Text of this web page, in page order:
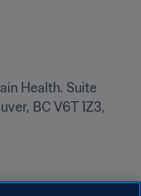
Health. Suite
BC V6T 1Z3,